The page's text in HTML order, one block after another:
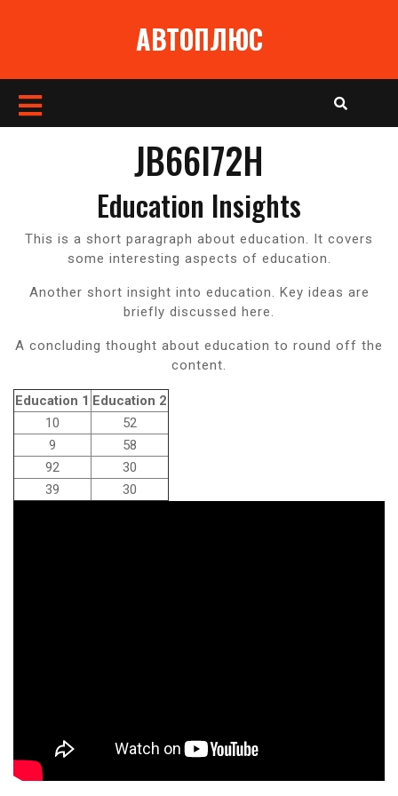
АВТОПЛЮС
Кнопка
JB66I72H
Education Insights
This is a short paragraph about education. It covers
some interesting aspects of education.
Another short insight into education. Key ideas are
briefly discussed here.
A concluding thought about education to round off the
content.
Education 1 Education 2
10
52
9
58
92
30
39
30